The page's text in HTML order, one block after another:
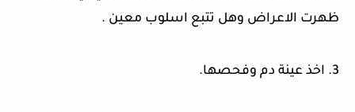
ظهرت الاعراض وهل تتبع اسلوب معين .
3. اخذ عينة دم وفحصها.